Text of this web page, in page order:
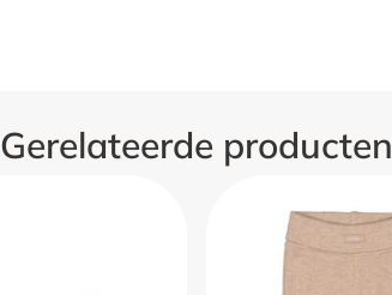
Gerelateerde producten